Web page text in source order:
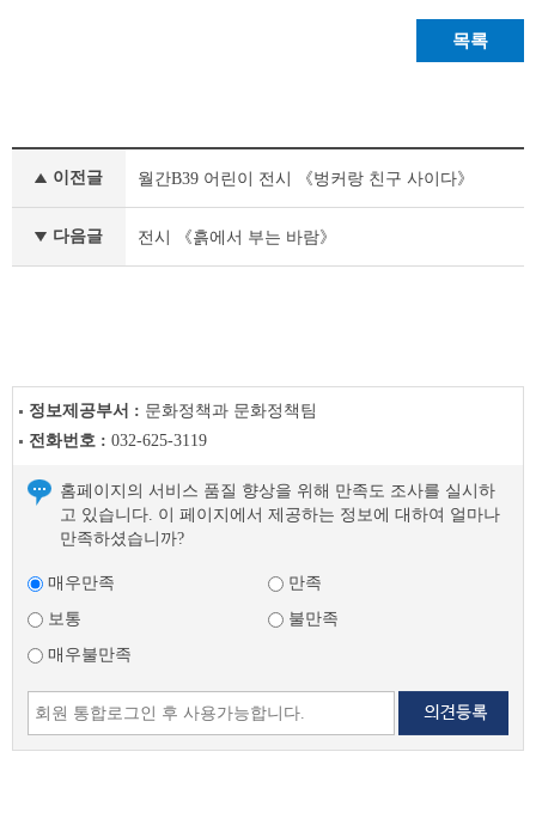
목록
의
음
이전글 월간B39 어린이 전시 《벙커랑 친구 사이다》
다음글 전시 《흙에서 부는 바람》
정보제공부서 : 문화정책과 문화정책팀
전화번호 : 032-625-3119
홈페이지의 서비스 품질 향상을 위해 만족도 조사를 실시하
고 있습니다. 이 페이지에서 제공하는 정보에 대하여 얼마나
만족하셨습니까?
매우만족
만족
보통
불만족
매우불만족